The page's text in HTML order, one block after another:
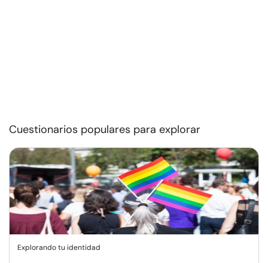
Cuestionarios populares para explorar
Explorando tu identidad